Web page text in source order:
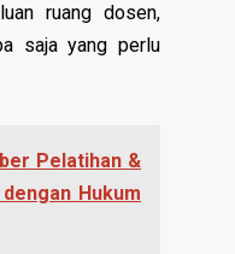
ruang dosen,
saja yang perlu
Pelatihan &
Hukum